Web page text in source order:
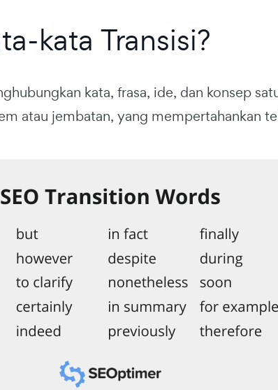
kata Transisi?
kata, frasa, ide, dan konsep
atau jembatan, yang mempertahankan